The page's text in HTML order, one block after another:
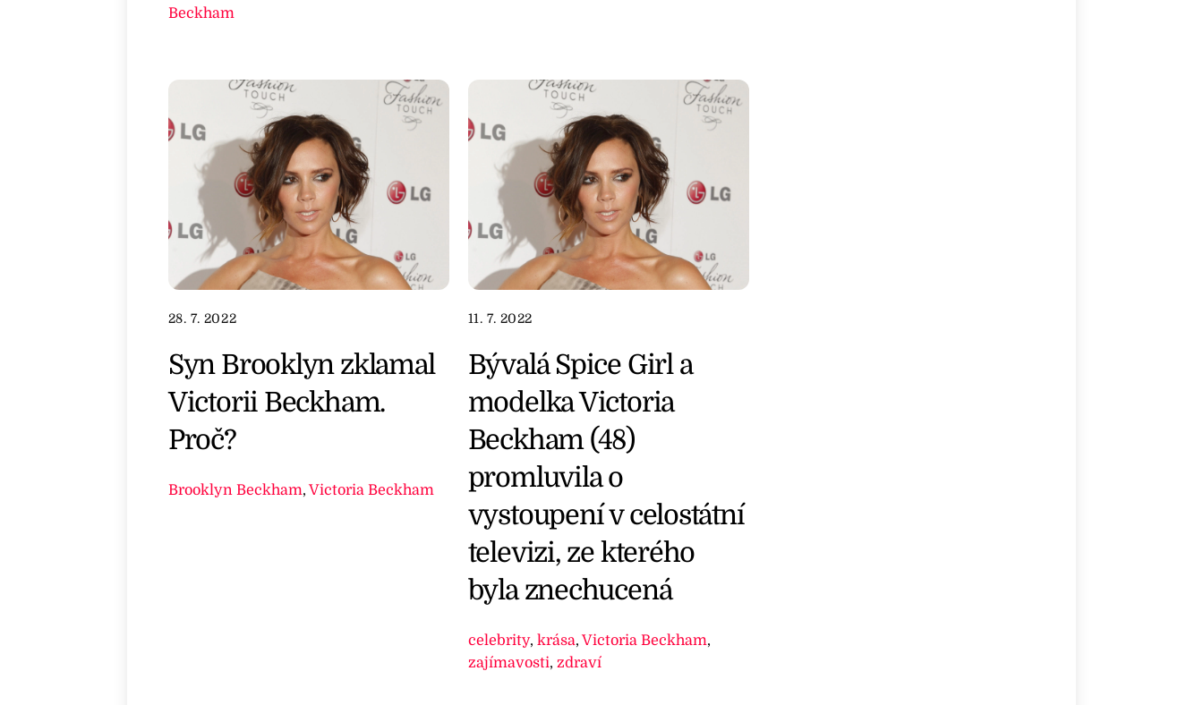
Beckham
28. 7. 2022
Syn Brooklyn zklamal
Victorii Beckham.
Proč?
Brooklyn Beckham, Victoria Beckham
11. 7. 2022
Bývalá Spice Girl a
modelka Victoria
Beckham (48)
promluvila o
vystoupení v celostátní
televizi, ze kterého
byla znechucená
celebrity, krása, Victoria Beckham,
zajímavosti, zdraví